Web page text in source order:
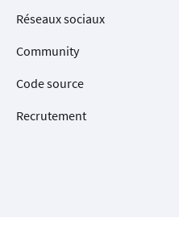
Réseaux sociaux
Community
Code source
Recrutement